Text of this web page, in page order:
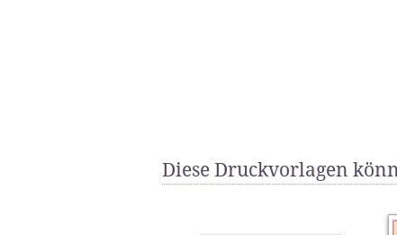
Diese Druckvorlagen